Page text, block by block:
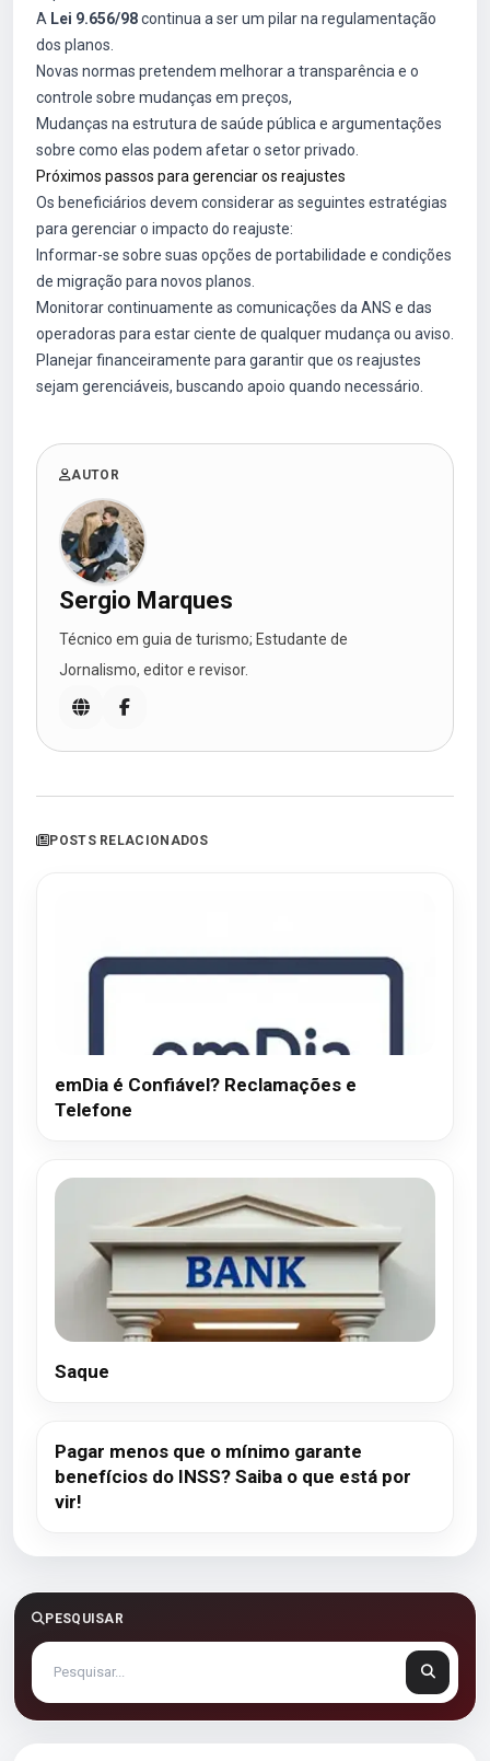
A Lei 9.656/98continua a ser um pilar na regulamentação
dos planos.
Novas normas pretendem melhorar a transparência e o
controle sobre mudanças em preços,
Mudanças na estrutura de saúde pública e argumentações
sobre como elas podem afetar o setor privado.
Próximos passos para gerenciar os reajustes
Os beneficiários devem considerar as seguintes estratégias
para gerenciar o impacto do reajuste:
Informar-se sobre suas opções de portabilidade e condições
de migração para novos planos.
Monitorar continuamente as comunicações da ANS e das
operadoras para estar ciente de qualquer mudança ou aviso.
Planejar financeiramente para garantir que os reajustes
sejam gerenciáveis, buscando apoio quando necessário.
AUTOR
Sergio Marques
Técnico em guia de turismo; Estudante de
Jornalismo, editor e revisor.
POSTS RELACIONADOS
emDia é Confiável? Reclamações e
Telefone
Saque
Pagar menos que o mínimo garante
benefícios do INSS? Saiba o que está por
vir!
PESQUISAR